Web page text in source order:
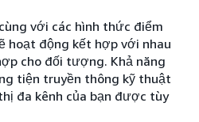
với các hình thức điểm
hoạt động kết hợp với nhau
cho đối tượng. Khả năng
tiện truyền thông kỹ thuật
đa kênh của bạn được tùy